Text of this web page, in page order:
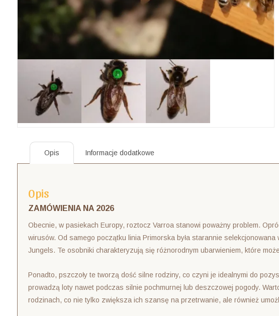
Opis Informacje dodatkowe
Opis
ZAMÓWIENIA NA 2026
Obecnie, w pasiekach Europy, roztocz Varroa stanowi poważny problem.
wirusów. Od samego początku linia Primorska była starannie
Jungels. Te osobniki charakteryzują się różnorodnym ubarwieniem, które
Ponadto, pszczoły te tworzą dość silne rodziny, co czyni je idealnymi do
prowadzą loty nawet podczas silnie pochmurnej lub deszczowej pogody.
rodzinach, co nie tylko zwiększa ich szansę na przetrwanie, ale również